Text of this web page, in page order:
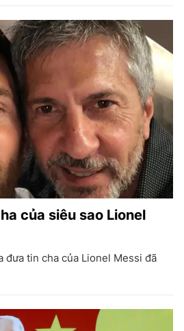
của siêu sao Lionel
tin cha của Lionel Messi đã